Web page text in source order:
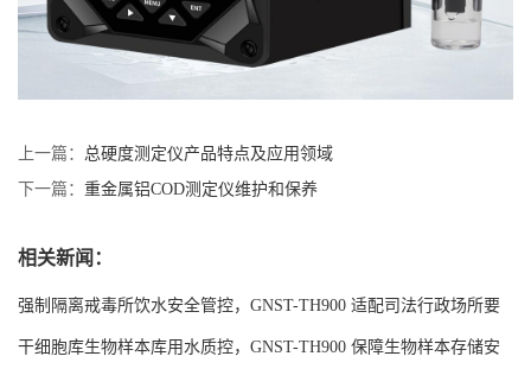
上一篇： 总硬度测定仪产品特点及应用领域
下一篇： 重金属铝COD测定仪维护和保养
相关新闻：
强制隔离戒毒所饮水安全管控，GNST-TH900 适配司法行政场所要
求
干细胞库生物样本库用水质控，GNST-TH900 保障生物样本存储安